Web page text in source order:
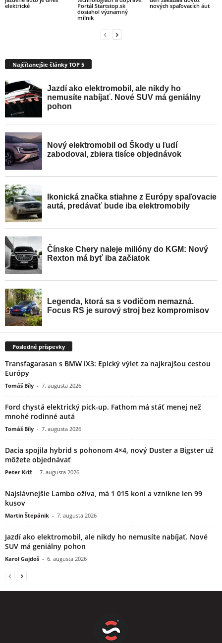
elektrické
Portál Startstop.sk
dosiahol významný
míľnik
nových spaľovacích áut
Najčítanejšie články TOP 5
Posledné príspevky
Transfagarasan s BMW iX3: Epický výlet za najkrajšou cestou
Európy
Tomáš Bíly - 7. augusta 2026
Ford chystá elektrický pick-up. Fathom má stáť menej než
mnohé rodinné autá
Tomáš Bíly - 7. augusta 2026
Dacia spojila hybrid s pohonom 4×4, nový Duster a Bigster už
môžete objednávať
Peter Kríž - 7. augusta 2026
Najslávnejšie Lambo ožíva, má 1 015 koní a vznikne len 99
kusov
Martin Štepánik - 7. augusta 2026
Jazdí ako elektromobil, ale nikdy ho nemusíte nabíjať. Nové
SUV má geniálny pohon
Karol Gajdoš - 6. augusta 2026